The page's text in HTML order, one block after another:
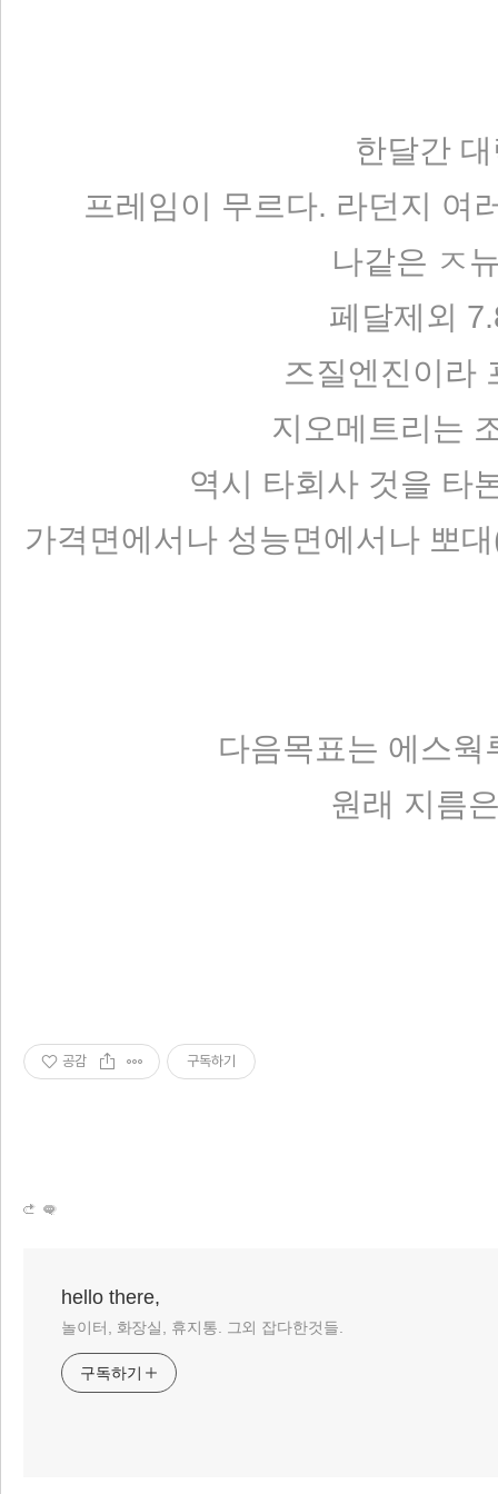
한달간
프레임이 무르다. 라던지 여
나같은 ㅈ
페달제외
즈질엔진이라
지오메트리는
역시 타회사 것을 타
가격면에서나 성능면에서나 뽀
다음목표는 에스
원래 지름
공감 구독하기
hello there,
놀이터, 화장실, 휴지통. 그외 잡다한것들.
구독하기